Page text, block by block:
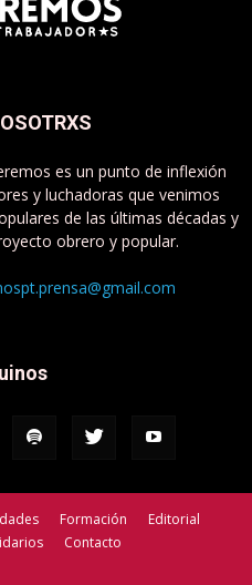
es un punto de inflexión
y luchadoras que venimos
de las últimas décadas y
obrero y popular.
Formación
Editorial
Contacto